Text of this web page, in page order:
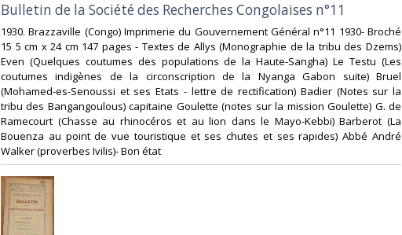
‎Bulletin de la Société des Recherches Congolaises n°11‎
‎1930. Brazzaville (Congo) Imprimerie du Gouvernement Général n°11 1930- Broché
15 5 cm x 24 cm 147 pages - Textes de Allys (Monographie de la tribu des Dzems)
Even (Quelques coutumes des populations de la Haute-Sangha) Le Testu (Les
coutumes indigènes de la circonscription de la Nyanga Gabon suite) Bruel
(Mohamed-es-Senoussi et ses Etats - lettre de rectification) Badier (Notes sur la
tribu des Bangangoulous) capitaine Goulette (notes sur la mission Goulette) G. de
Ramecourt (Chasse au rhinocéros et au lion dans le Mayo-Kebbi) Barberot (La
Bouenza au point de vue touristique et ses chutes et ses rapides) Abbé André
Walker (proverbes Ivilis)- Bon état‎